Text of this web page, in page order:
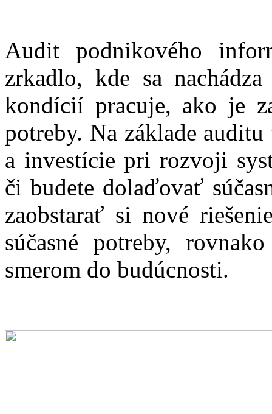
Audit podnikového
zrkadlo, kde sa
kondícií pracuje, ako je
potreby. Na základe
a investície pri rozvoji
či budete dolaďovať
zaobstarať si nové
súčasné potreby,
smerom do budúcnosti.